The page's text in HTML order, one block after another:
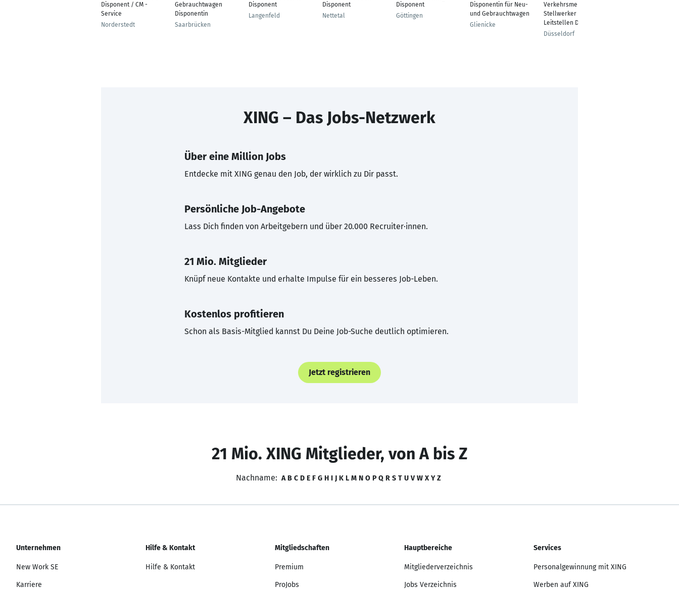
Disponent / CM -
Service
Norderstedt
Gebrauchtwagen
Disponentin
Saarbrücken
Disponent
Langenfeld
Disponent
Nettetal
Disponent
Göttingen
Disponentin für Neu-
und Gebrauchtwagen
Glienicke
Verkehrsmeister /
Stellwerker /
Leitstellen Disponent
Düsseldorf
XING – Das Jobs-Netzwerk
Über eine Million Jobs
Entdecke mit XING genau den Job, der wirklich zu Dir passt.
Persönliche Job-Angebote
Lass Dich finden von Arbeitgebern und über 20.000 Recruiter·innen.
21 Mio. Mitglieder
Knüpf neue Kontakte und erhalte Impulse für ein besseres Job-Leben.
Kostenlos profitieren
Schon als Basis-Mitglied kannst Du Deine Job-Suche deutlich optimieren.
Jetzt registrieren
21 Mio. XING Mitglieder, von A bis Z
Nachname: A B C D E F G H I J K L M N O P Q R S T U V W X Y Z
Unternehmen
New Work SE
Karriere
Hilfe & Kontakt
Hilfe & Kontakt
Mitgliedschaften
Premium
ProJobs
Hauptbereiche
Mitgliederverzeichnis
Jobs Verzeichnis
Services
Personalgewinnung mit XING
Werben auf XING